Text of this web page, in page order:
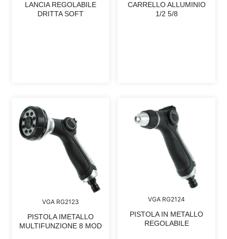
LANCIA REGOLABILE
DRITTA SOFT
CARRELLO ALLUMINIO
1/2 5/8
VGA RG2123
PISTOLA IMETALLO
MULTIFUNZIONE 8 MOD
VGA RG2124
PISTOLA IN METALLO
REGOLABILE